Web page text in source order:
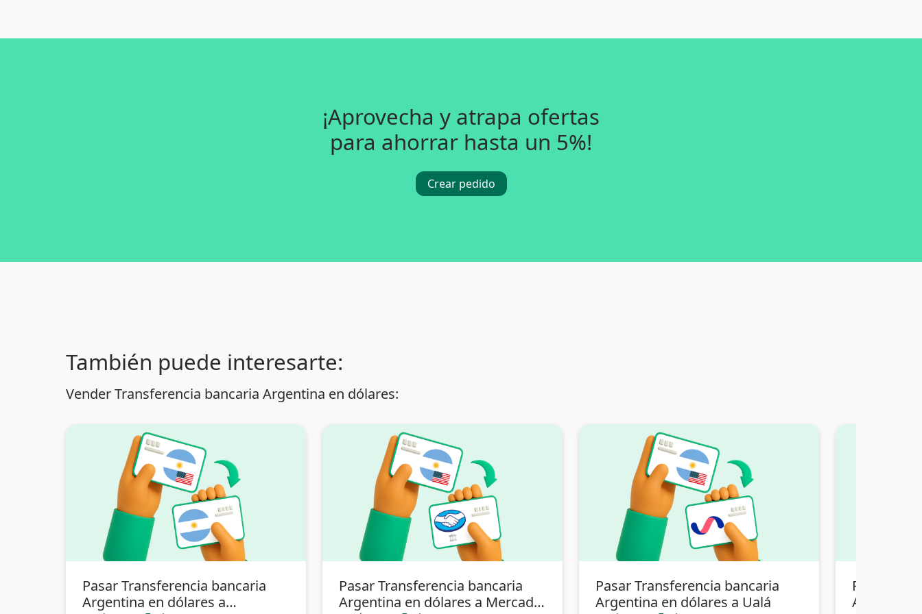
¡Aprovecha y atrapa ofertas
para ahorrar hasta un 5%!
Crear pedido
También puede interesarte:
Vender Transferencia bancaria Argentina en dólares:
Pasar Transferencia bancaria
Argentina en dólares a
Pasar Transferencia bancaria
Argentina en dólares a Mercado
Pasar Transferencia bancaria
Argentina en dólares a Ualá
Pasar
Argentina